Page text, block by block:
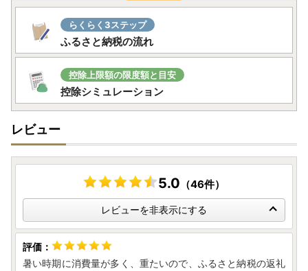
らくらく3ステップ
ふるさと納税の流れ
控除上限額の限度額と目安
控除シミュレーション
レビュー
5.0 （46件）
レビューを非表示にする
暑い時期に消費量が多く、重たいので、ふるさと納税の返礼